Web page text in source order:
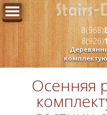
8(968)
8(926)
Осенняя